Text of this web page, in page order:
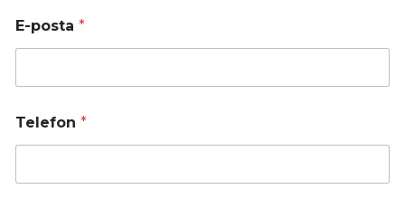
m
a
A
ı
E-posta *
Telefon *